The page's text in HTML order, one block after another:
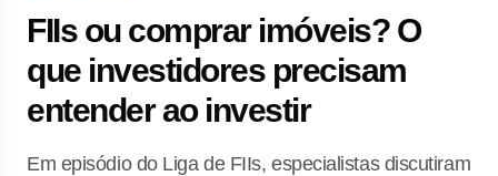
FIIs ou comprar imóveis? O
que investidores precisam
entender ao investir
Em episódio do Liga de FIIs, especialistas discutiram